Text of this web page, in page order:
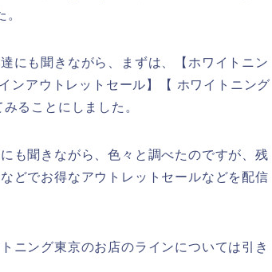
にも聞きながら、まずは、【ホワイトニン
ンアウトレットセール】【 ホワイトニング
ることにしました。
も聞きながら、色々と調べたのですが、残
どでお得なアウトレットセールなどを配信
ニング東京のお店のラインについては引き